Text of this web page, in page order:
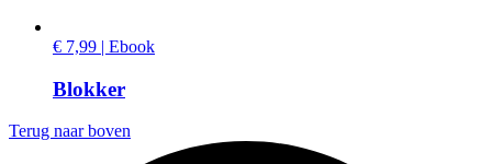
€ 7,99 | Ebook
Blokker
Terug naar boven